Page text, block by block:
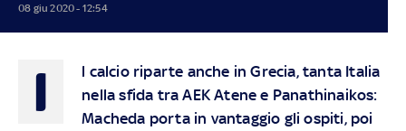
08 giu 2020 - 12:54
I
l calcio riparte anche in Grecia, tanta Italia
nella sfida tra AEK Atene e Panathinaikos:
Macheda porta in vantaggio gli ospiti, poi